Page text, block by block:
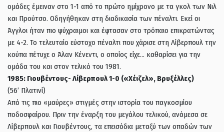
ομάδες έμειναν στο 1-1 από το πρώτο ημίχρονο με τα γκολ των Νιλ
και Προύτσο. Οδηγήθηκαν στη διαδικασία των πέναλτι. Εκεί οι
Άγγλοι ήταν πιο ψύχραιμοι και έφτασαν στο τρόπαιο επικρατώντας
με 4-2. Το τελευταίο εύστοχο πέναλτι που χάρισε στη Λίβερπουλ την
κούπα πέτυχε ο Άλαν Κένεντι, o οποίος είχε… καθαρίσει για την
ομάδα του και στον τελικό του 1981.
1985: Γιουβέντους- Λίβερπουλ 1-0 («Χέιζελ», Βρυξέλλες)
(56’ Πλατινί)
Από τις πιο «μαύρες» στιγμές στην ιστορία του παγκοσμίου
ποδοσφαίρου. Πριν την έναρξη του μεγάλου τελικού, ανάμεσα σε
Λίβερπουλ και Γιουβέντους, τα επεισόδια μεταξύ των οπαδών των